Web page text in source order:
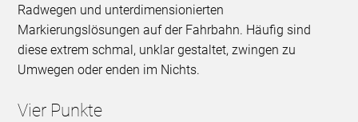
Radwegen und unterdimensionierten
Markierungslösungen auf der Fahrbahn. Häufig sind
diese extrem schmal, unklar gestaltet, zwingen zu
Umwegen oder enden im Nichts.
Vier Punkte